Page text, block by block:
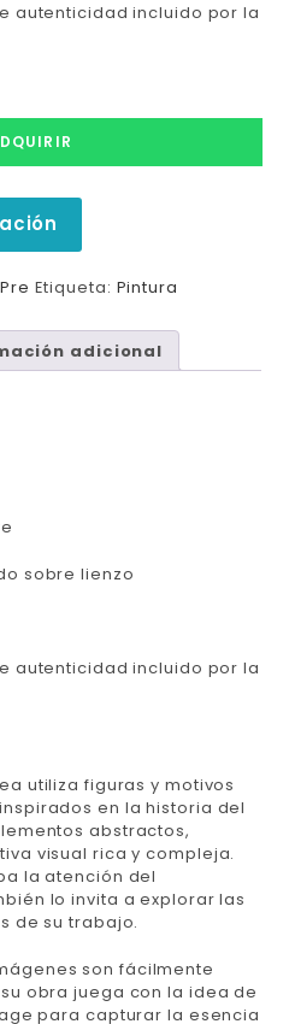
autenticidad incluido por la
Etiqueta: Pintura
adicional
sobre lienzo
autenticidad incluido por la
utiliza figuras y motivos
en la historia del
abstractos,
visual rica y compleja.
la atención del
lo invita a explorar las
de su trabajo.
son fácilmente
obra juega con la idea de
para capturar la esencia